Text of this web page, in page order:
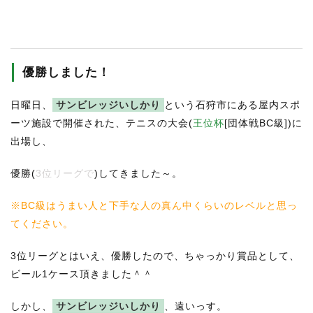
約款
情報セキュリティ
プライバシーポリシー
優勝しました！
日曜日、 サンビレッジいしかり
という石狩市にある屋内スポ
ーツ施設で開催された、テニスの大会(王位杯[団体戦BC級])に
出場し、
優勝(3位リーグで)してきました～。
※BC級はうまい人と下手な人の真ん中くらいのレベルと思っ
てください。
3位リーグとはいえ、優勝したので、ちゃっかり賞品として、
ビール1ケース頂きました＾＾
しかし、 サンビレッジいしかり 、遠いっす。